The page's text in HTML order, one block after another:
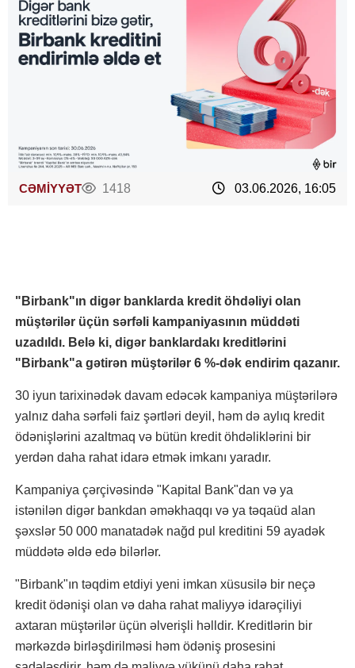
CƏMİYYƏT 1418 03.06.2026, 16:05
"Birbank"ın digər banklarda kredit öhdəliyi olan
müştərilər üçün sərfəli kampaniyasının müddəti
uzadıldı. Belə ki, digər banklardakı kreditlərini
"Birbank"a gətirən müştərilər 6 %-dək endirim qazanır.
30 iyun tarixinədək davam edəcək kampaniya müştərilərə
yalnız daha sərfəli faiz şərtləri deyil, həm də aylıq kredit
ödənişlərini azaltmaq və bütün kredit öhdəliklərini bir
yerdən daha rahat idarə etmək imkanı yaradır.
Kampaniya çərçivəsində "Kapital Bank"dan və ya
istənilən digər bankdan əməkhaqqı və ya təqaüd alan
şəxslər 50 000 manatadək nağd pul kreditini 59 ayadək
müddətə əldə edə bilərlər.
"Birbank"ın təqdim etdiyi yeni imkan xüsusilə bir neçə
kredit ödənişi olan və daha rahat maliyyə idarəçiliyi
axtaran müştərilər üçün əlverişli həlldir. Kreditlərin bir
mərkəzdə birləşdirilməsi həm ödəniş prosesini